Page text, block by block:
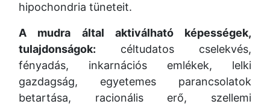
hipochondria tüneteit.
A mudra által aktiválható képességek,
tulajdonságok: céltudatos cselekvés,
fényadás, inkarnációs emlékek, lelki
gazdagság, egyetemes parancsolatok
betartása, racionális erő, szellemi